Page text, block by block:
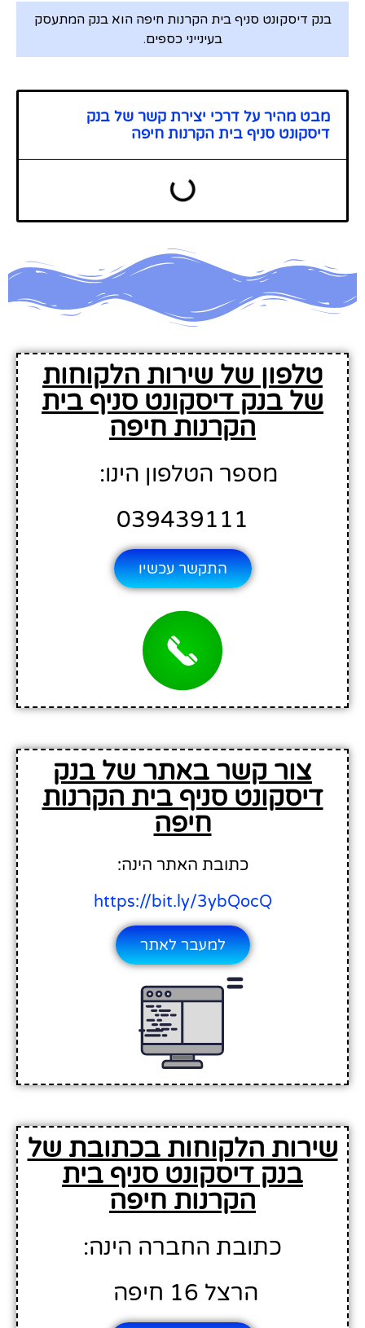
בנק דיסקונט סניף בית הקרנות חיפה הוא בנק המתעסק
בעינייני כספים.
מבט מהיר על דרכי יצירת קשר של בנק
דיסקונט סניף בית הקרנות חיפה
טלפון של שירות הלקוחות
של בנק דיסקונט סניף בית
הקרנות חיפה
מספר הטלפון הינו:
039439111
התקשר עכשיו
צור קשר באתר של בנק
דיסקונט סניף בית הקרנות
חיפה
כתובת האתר הינה:
https://bit.ly/3ybQocQ
למעבר לאתר
שירות הלקוחות בכתובת של
בנק דיסקונט סניף בית
הקרנות חיפה
כתובת החברה הינה:
הרצל 16 חיפה